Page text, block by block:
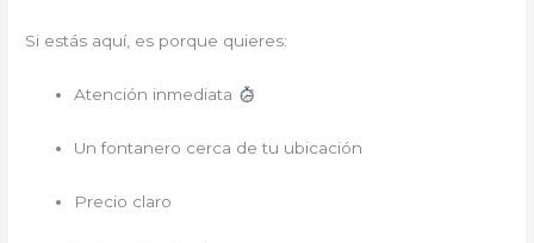
Si estás aquí, es porque quieres:
Atención inmediata
Un fontanero cerca de tu ubicación
Precio claro